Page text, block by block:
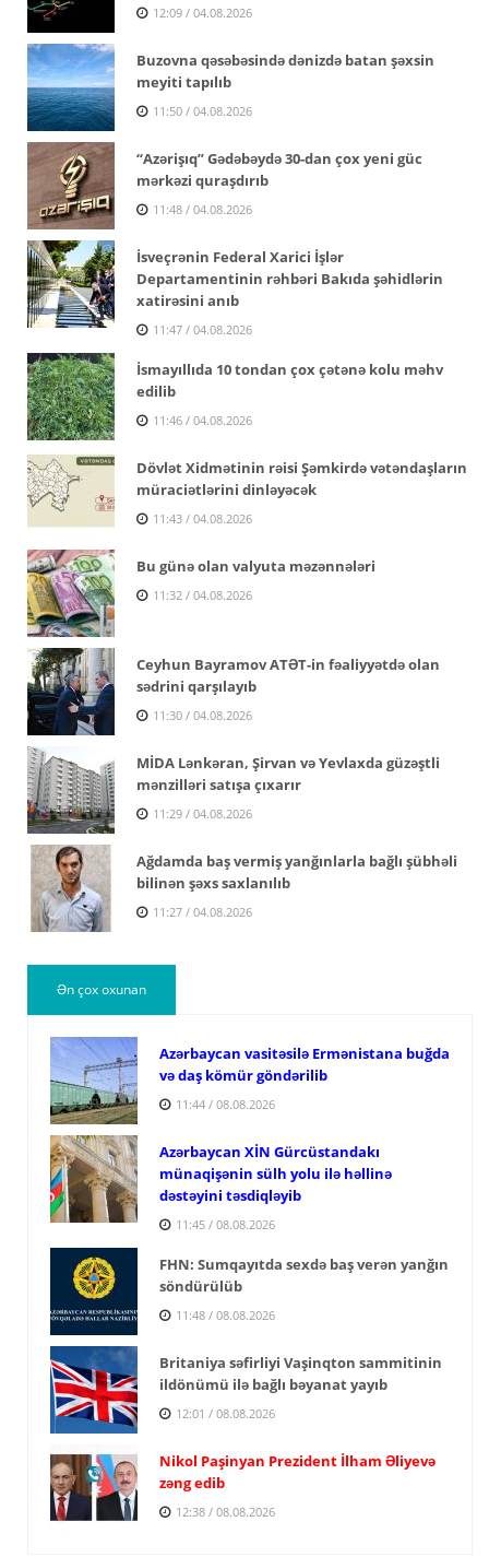
12:09 / 04.08.2026
Buzovna qəsəbəsində dənizdə batan şəxsin
meyiti tapılıb
11:50 / 04.08.2026
“Azərişıq” Gədəbəydə 30-dan çox yeni güc
mərkəzi quraşdırıb
11:48 / 04.08.2026
İsveçrənin Federal Xarici İşlər
Departamentinin rəhbəri Bakıda şəhidlərin
xatirəsini anıb
11:47 / 04.08.2026
İsmayıllıda 10 tondan çox çətənə kolu məhv
edilib
11:46 / 04.08.2026
Dövlət Xidmətinin rəisi Şəmkirdə vətəndaşların
müraciətlərini dinləyəcək
11:43 / 04.08.2026
Bu günə olan valyuta məzənnələri
11:32 / 04.08.2026
Ceyhun Bayramov ATƏT-in fəaliyyətdə olan
sədrini qarşılayıb
11:30 / 04.08.2026
MİDA Lənkəran, Şirvan və Yevlaxda güzəştli
mənzilləri satışa çıxarır
11:29 / 04.08.2026
Ağdamda baş vermiş yanğınlarla bağlı şübhəli
bilinən şəxs saxlanılıb
11:27 / 04.08.2026
Ən çox oxunan
Azərbaycan vasitəsilə Ermənistana buğda
və daş kömür göndərilib
11:44 / 08.08.2026
Azərbaycan XİN Gürcüstandakı
münaqişənin sülh yolu ilə həllinə
dəstəyini təsdiqləyib
11:45 / 08.08.2026
FHN: Sumqayıtda sexdə baş verən yanğın
söndürülüb
11:48 / 08.08.2026
Britaniya səfirliyi Vaşinqton sammitinin
ildönümü ilə bağlı bəyanat yayıb
12:01 / 08.08.2026
Nikol Paşinyan Prezident İlham Əliyevə
zəng edib
12:38 / 08.08.2026